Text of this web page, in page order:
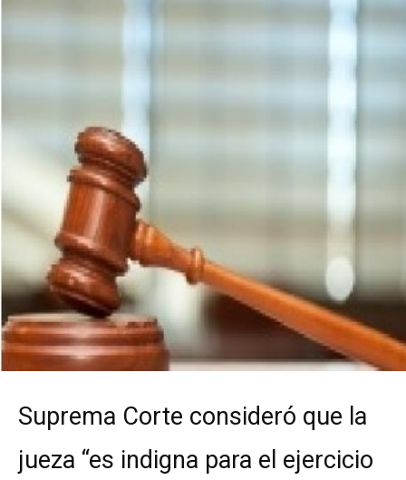
Suprema Corte consideró que la
jueza “es indigna para el ejercicio